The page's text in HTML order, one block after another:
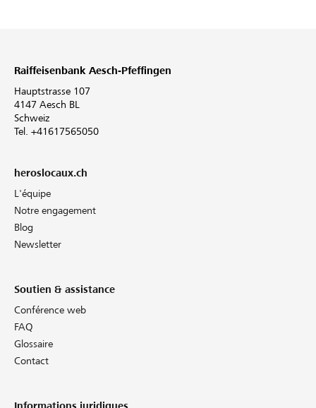
Raiffeisenbank Aesch-Pfeffingen
Hauptstrasse 107
4147 Aesch BL
Schweiz
Tel. +41617565050
heroslocaux.ch
L'équipe
Notre engagement
Blog
Newsletter
Soutien & assistance
Conférence web
FAQ
Glossaire
Contact
Informations juridiques